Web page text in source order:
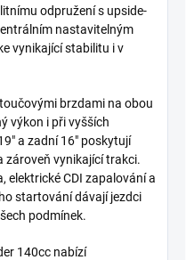
odpružení s upside-
nastavitelným
vynikající stabilitu i v
brzdami na obou
výkon i při vyšších
a zadní 16" poskytují
vynikající trakci.
elektrické CDI zapalování a
startování dávají jezdci
podmínek.
140cc nabízí